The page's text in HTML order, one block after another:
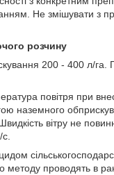
Не змішувати з
розчину
200 - 400 л/га.
повітря при
наземного
вітру не
методу проводять в